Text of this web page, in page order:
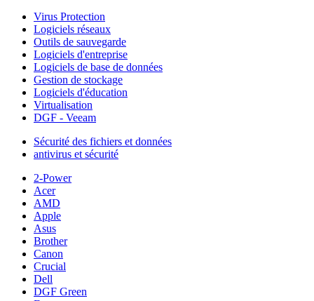
Virus Protection
Logiciels réseaux
Outils de sauvegarde
Logiciels d'entreprise
Logiciels de base de données
Gestion de stockage
Logiciels d'éducation
Virtualisation
DGF - Veeam
Sécurité des fichiers et données
antivirus et sécurité
2-Power
Acer
AMD
Apple
Asus
Brother
Canon
Crucial
Dell
DGF Green